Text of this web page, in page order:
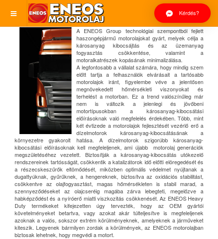
Kérdés?
A ENEOS Group technológiai szempontból fejlett
haszongépjármű motorolajokat gyárt, melyek célja a
károsanyag kibocsájtás és az üzemanyag
fogyasztás csökkentése, valamint a
motoralkatrészek kopásának minimalizálása.
A legfontosabb a vállalat számára, hogy mindig szem
előtt tartja a felhasználók elvárásait a tartósabb
motorolajok iránt, figyelembe véve a jelentősen
megnövekedett hőmérsékleti viszonyokat és
terhelést a motorban. Ez a trend valószínűleg már
nem is változik a jelenlegi és jövőbeni
motortípusokban a károsanyag-kibocsátási
előírásoknak való megfelelés érdekében. Több, mint
két évtizede a motorolajok fejlesztését vezérlő erő a
dízelmotorok károsanyag-kibocsátásának a
környezetre gyakorolt hatása. A dízelmotorok szigorúbb károsanyag-
kibocsátási előírásoknak kell megfeleljenek, ami újabb motorolaj generációk
megszületéséhez vezetett. Biztosítják a károsanyag-kibocsátás utókezelő
rendszereinek tartósságát, csökkentik a katalizátorok idő előtti elöregedését és
a részecskeszűrők eltömődését, miközben optimális védelmet nyújtanak a
dugattyúknak, gyűrűknek, a hengereknek, biztosítva az oxidációs stabilitást,
csökkentve az olajfogyasztást, magas hőmérsékleten is stabil marad, a
szennyeződéseket az olajcseréig magába zárva lebegteti, megelőzve a
habképződést és a nyíróerő miatti viszkozitás csökkenését. Az ENEOS Heavy
Duty termékeket kifejezetten úgy tervezték, hogy az OEM gyártói
követelményeket betartva, vagy azokat akár túlteljesítve is megfeleljenek
azoknak a valós, sokszor extrém körülményeknek, amelyeknek a járműveket
kiteszik. Legyenek bármilyen zordak a körülmények, az ENEOS motorolajban
biztosak lehetnek, hogy megvédi a motort.